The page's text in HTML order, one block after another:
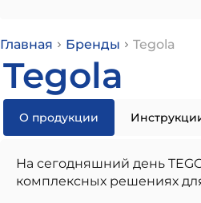
Главная Бренды Tegola
Tegola
О продукции
На сегодняшний день
комплексных решениях